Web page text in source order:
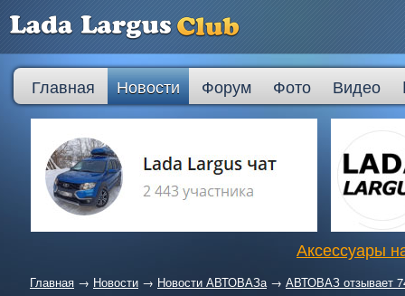
Главная Новости Форум Фото Видео
Аксессуары
Главная → Новости → Новости АВТОВАЗа→ АВТОВАЗ отзывает